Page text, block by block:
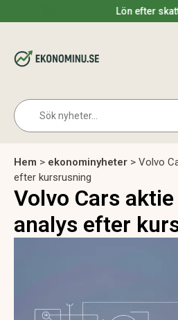
Lön efter skatt –
for:
Hem > ekonominyheter > Volvo
efter kursrusning
Volvo Cars
analys efter